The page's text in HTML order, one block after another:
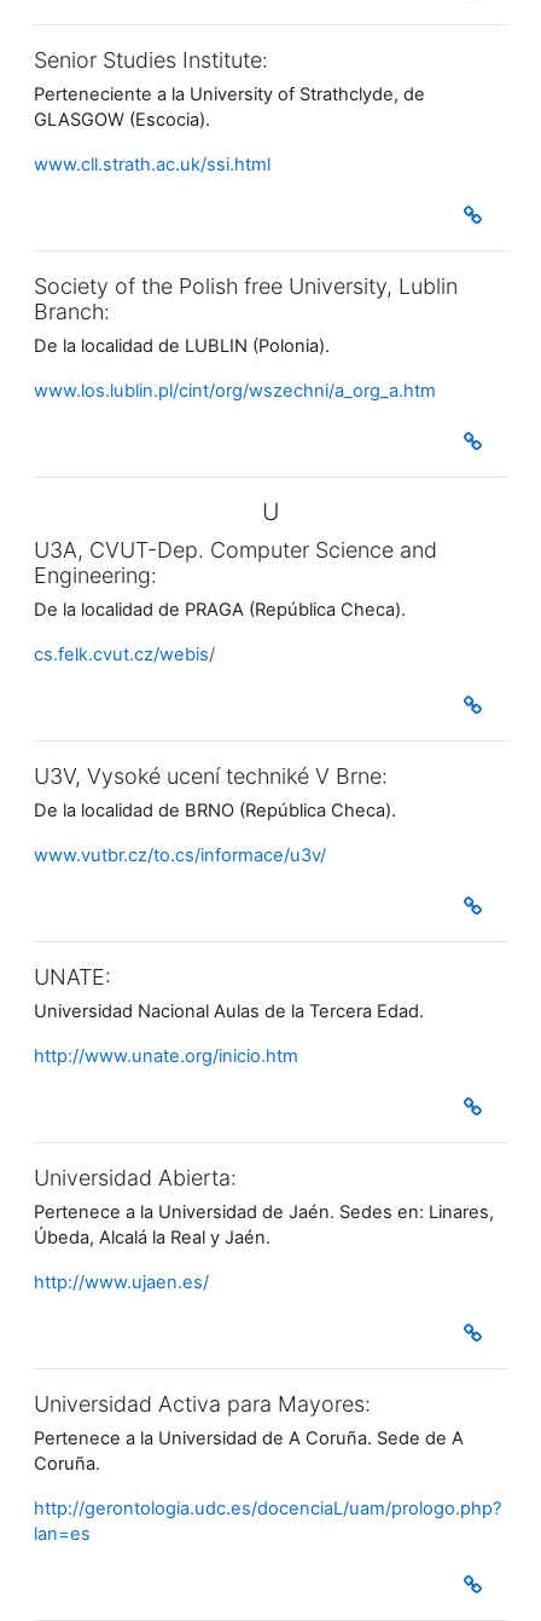
Senior Studies Institute:
Perteneciente a la University of Strathclyde, de
GLASGOW (Escocia).
www.cll.strath.ac.uk/ssi.html
Society of the Polish free University, Lublin
Branch:
De la localidad de LUBLIN (Polonia).
www.los.lublin.pl/cint/org/wszechni/a_org_a.htm
U
U3A, CVUT-Dep. Computer Science and
Engineering:
De la localidad de PRAGA (República Checa).
cs.felk.cvut.cz/webis/
U3V, Vysoké ucení techniké V Brne:
De la localidad de BRNO (República Checa).
www.vutbr.cz/to.cs/informace/u3v/
UNATE:
Universidad Nacional Aulas de la Tercera Edad.
http://www.unate.org/inicio.htm
Universidad Abierta:
Pertenece a la Universidad de Jaén. Sedes en: Linares,
Úbeda, Alcalá la Real y Jaén.
http://www.ujaen.es/
Universidad Activa para Mayores:
Pertenece a la Universidad de A Coruña. Sede de A
Coruña.
http://gerontologia.udc.es/docenciaL/uam/prologo.php?
lan=es